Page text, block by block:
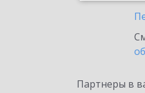
Партнеры в